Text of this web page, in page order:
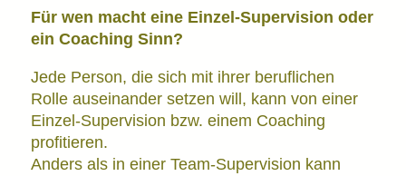
Für wen macht eine Einzel-Supervision oder
ein Coaching Sinn?
Jede Person, die sich mit ihrer beruflichen
Rolle auseinander setzen will, kann von einer
Einzel-Supervision bzw. einem Coaching
profitieren.
Anders als in einer Team-Supervision kann